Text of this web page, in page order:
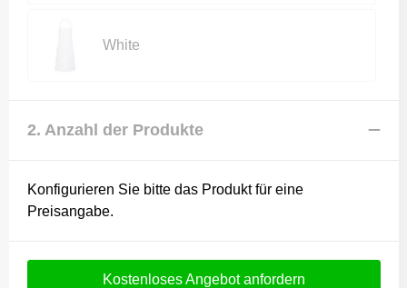
White
2. Anzahl der Produkte
Konfigurieren Sie bitte das Produkt für eine
Preisangabe.
Kostenloses Angebot anfordern